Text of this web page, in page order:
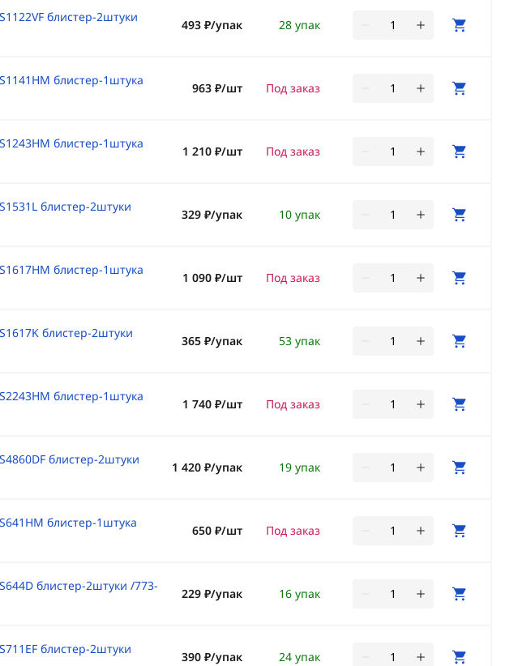
блистер-2штуки
28 упак
493 ₽/упак
блистер-1штука
Под заказ
963 ₽/шт
блистер-1штука
Под заказ
1 210 ₽/шт
блистер-2штуки
10 упак
329 ₽/упак
блистер-1штука
Под заказ
1 090 ₽/шт
блистер-2штуки
53 упак
365 ₽/упак
блистер-1штука
Под заказ
1 740 ₽/шт
блистер-2штуки
19 упак
1 420 ₽/упак
блистер-1штука
Под заказ
650 ₽/шт
блистер-2штуки /773-
16 упак
229 ₽/упак
блистер-2штуки
24 упак
390 ₽/упак